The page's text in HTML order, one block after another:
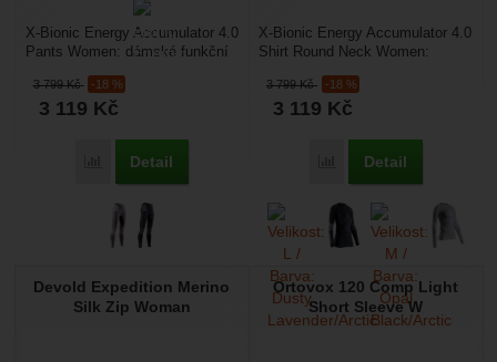
3 799Kč -18 %
3 119 Kč
Přidat 'X-Bionic Energy Accumulator 4.0 Pants Women' k
Detail
X-Bionic Energy Accumulator 4.0
Pants Women: dámské funkční
Jsou prodyšné,...
3 799Kč -18 %
3 119 Kč
Přidat 'X-Bionic
Detail
X-Bionic Energy Accumulator 4.0
Shirt Round Neck Women:
rukávem vhodné...
Devold Expedition Merino
Silk Zip Woman
Ortovox 120 Comp Light
Short Sleeve W